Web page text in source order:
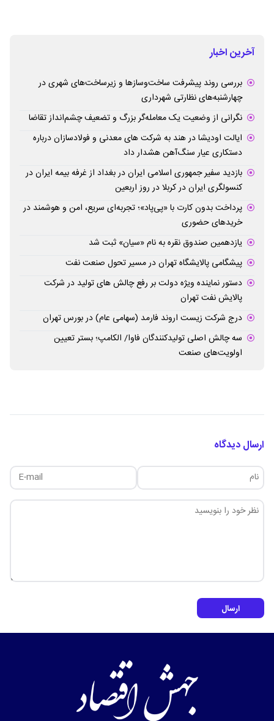
آخرین اخبار
بررسی روند پیشرفت ساخت‌وسازها و زیرساخت‌های شهری در
چهارشنبه‌های نظارتی شهرداری
نگرانی از وضعیت یک معامله‌گر بزرگ و تضعیف چشم‌انداز تقاضا
ایالت اودیشا در هند به شرکت های معدنی و فولادسازان درباره
دستکاری عیار سنگ‌آهن هشدار داد
بازدید سفیر جمهوری اسلامی ایران در بغداد از غرفه بیمه ایران در
کنسولگری ایران در کربلا در روز اربعین
پرداخت بدون کارت با «پی‌پاد»؛ تجربه‌ای سریع، امن و هوشمند در
خریدهای حضوری
یازدهمین صندوق نقره به نام «سیان» ثبت شد
پیشگامی پالایشگاه تهران در مسیر تحول صنعت نفت
دستور نماینده ویژه دولت بر رفع چالش های تولید در شرکت
پالایش نفت تهران
درج شرکت زیست اروند فارمد (سهامی عام) در بورس تهران
سه چالش اصلی تولیدکنندگان فاوا/ الکامپ؛ بستر تعیین
اولویت‌های صنعت
ارسال دیدگاه
ارسال